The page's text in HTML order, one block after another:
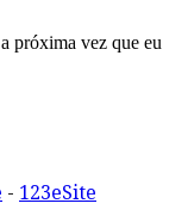
próxima vez que eu
- 123eSite